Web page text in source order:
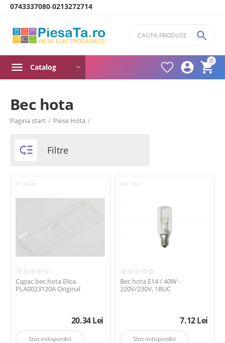
0743337080-0213272714
0




Catalog
Product filters
Brand
Heinner
Universal
Bec hota
Pagina start / Piese Hota /
 Filtre
H136240
Capac bec hota Elica
PLA0023120A Original
20.34Lei
Stoc indisponibil
4861063
Bec hota E14 / 40W -
220V/230V, 1BUC
7.12Lei
Stoc indisponibil